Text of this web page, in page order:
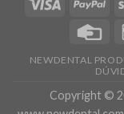
NEWDENTAL
Copyright ©